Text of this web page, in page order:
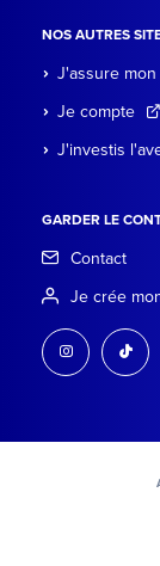
NOS AUTRES
J'assure
Je compte
J'investis
GARDER LE
Contact
Je crée
instagram tiktok